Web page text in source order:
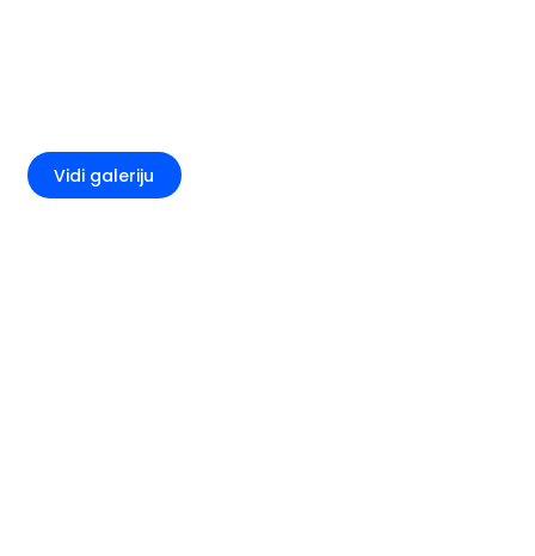
Vidi galeriju